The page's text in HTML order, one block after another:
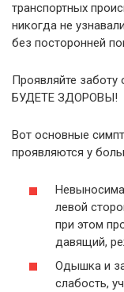
транспортных
никогда не
без посторонней
Проявляйте
БУДЕТЕ ЗДОРОВЫ!
Вот основные
проявляются у
левой
при этом
давящий,
Одышка и
слабость,